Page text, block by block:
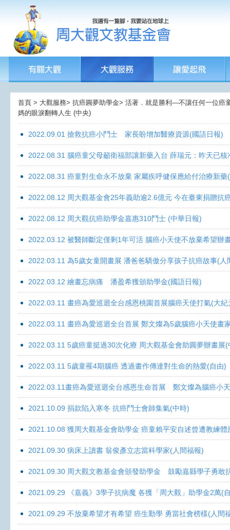
首頁 > 大觀服務> 抗癌圓夢助學金> 活著．就是勝利—不讓任何一位癌
媽的眼淚翻轉人生 (中央)
2022.09.01 搶救抗癌小鬥士 家長盼增加醫療資源(國語日報)
2022.08.31 腦癌童父母籲衛福部讓新藥入台 薛瑞元：昨天已
2022.08.31 癌童對生命永不放棄 家屬疾呼健保應給付治療新藥
2022.08.12 周大觀基金會25年義助逾2.6億元 今在臺東捐贈抗
2022.08.12 周大觀抗癌助學金嘉惠310鬥士 (中華日報)
2022.03.12 被醫師斷定僅剩1年可活 腦癌小天使不放棄希望辦
2022.03.11 為5歲女童開畫展 潘爸爸驕傲分享孩子抗癌故事(人
2022.03.12 繪畫忘病痛 潘盈希獲頒助學金(國語日報)
2022.03.11 畫癌為愛巡迴全台感恩桃園首展腦癌天使打氣(大紀
2022.03.11 畫癌為愛巡迴全台首展 鄭文燦為5歲腦癌小天使畫
2022.03.11 5歲癌童挺過30次化療 周大觀基金會助圓夢辦畫展
2022.03.11 5歲童罹4期腦癌 透過畫作傳達對生命的熱愛(自由)
2022.03.11畫癌為愛巡迴全台感恩生命首展 鄭文燦為腦癌小
2021.10.09 捐款陷入寒冬 抗癌鬥士會師集氣(中時)
2021.10.08 獲周大觀基金會助學金 癌童賴平安自述曾遭教練體
2021.09.30 病床上讀書 翁俊彥立志當科學家(人間福報)
2021.09.30 周大觀文教基金會頒發助學金 鼓勵嘉縣學子勇敢
2021.09.29 《嘉義》3學子抗病魔 各獲「周大觀」助學金2萬(
2021.09.29 不放棄希望才有希望 癌生勤學 勇當社會榜樣(人間